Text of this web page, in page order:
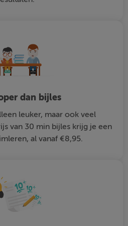
dan bijles
leuker, maar ook veel
van 30 min bijles krijg je een
al vanaf €8,95.